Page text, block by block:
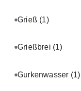
Grieß (1)
Grießbrei (1)
Gurkenwasser (1)